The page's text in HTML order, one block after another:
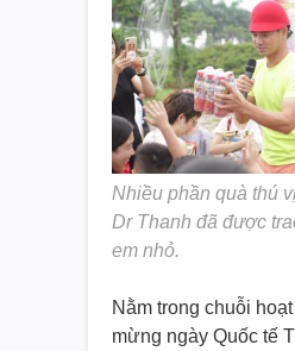
Nhiều phần quà thú
Dr Thanh đã được
em nhỏ.
Nằm trong chuỗi
mừng ngày Quốc tế